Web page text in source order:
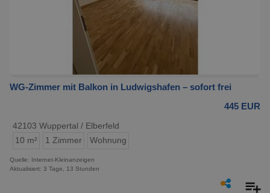
WG-Zimmer mit Balkon in Ludwigshafen – sofort frei
445 EUR
42103 Wuppertal / Elberfeld
10 m²
1 Zimmer Wohnung
Quelle: Internet-Kleinanzeigen
Aktualisiert: 3 Tage, 13 Stunden